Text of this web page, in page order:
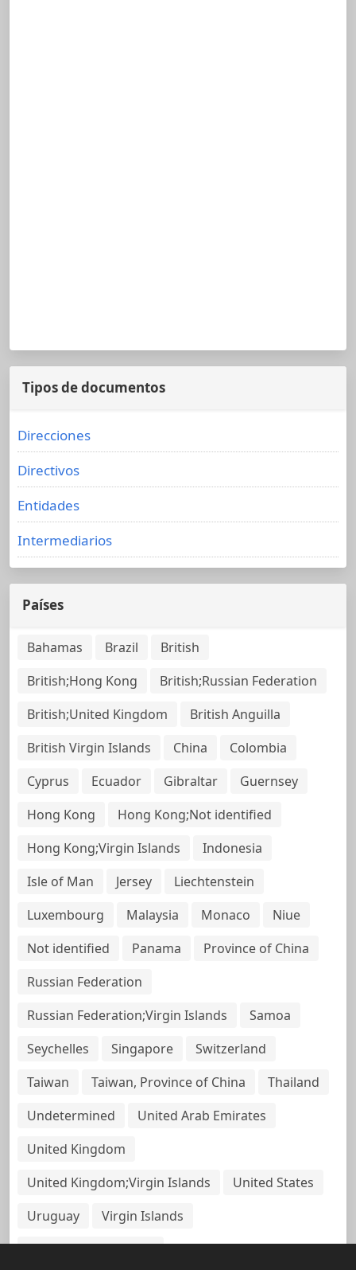
Tipos de documentos
Direcciones
Directivos
Entidades
Intermediarios
Países
Bahamas Brazil
British
British;Hong Kong
British;Russian Federation
British;United Kingdom
British Anguilla
British Virgin Islands
China
Colombia
Cyprus
Ecuador Gibraltar
Guernsey
Hong Kong
Hong Kong;Not identified
Hong Kong;Virgin Islands
Indonesia
Isle of Man
Jersey
Liechtenstein
Luxembourg
Malaysia Monaco
Niue
Not identified
Panama
Province of China
Russian Federation
Russian Federation;Virgin Islands
Samoa
Seychelles
Singapore
Switzerland
Taiwan
Taiwan, Province of China
Thailand
Undetermined
United Arab Emirates
United Kingdom
United Kingdom;Virgin Islands
United States
Uruguay
Virgin Islands
Virgin Islands, British